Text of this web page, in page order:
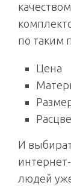
по таким
Цена
И
людей